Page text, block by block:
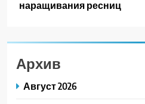
наращивания ресниц
Архив
Август 2026